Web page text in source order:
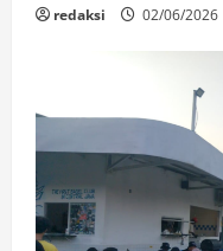
redaksi 02/06/2026